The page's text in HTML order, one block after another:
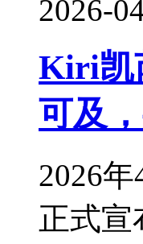
2026-
Kiri凯
可及
2026
正式宣